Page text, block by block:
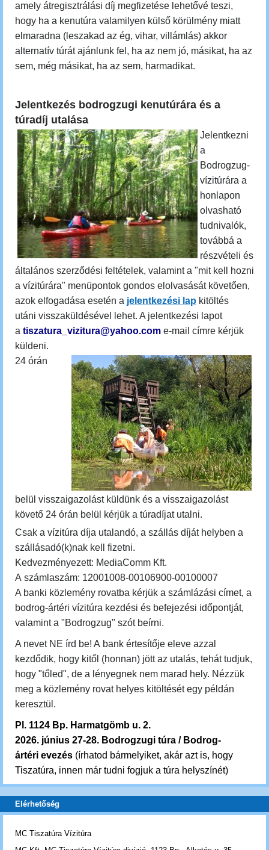
amely átregisztrálási díj megfizetése lehetővé teszi,
hogy ha a kenutúra valamilyen külső körülmény miatt
elmaradna (leszakad az ég, vihar, villámlás) akkor
alternatív túrát ajánlunk fel, ha az nem jó, másikat, ha az
sem, még másikat, ha az sem, harmadikat.
Jelentkezés bodrogzugi kenutúrára és a
túradíj utalása
Jelentkezni
a
Bodrogzug-
vízitúrára a
honlapon
olvasható
tudnivalók,
továbbá a
részvételi és
általános szerződési feltételek, valamint a "mit kell hozni
a vízitúrára" menüpontok gondos elolvasását követően,
azok elfogadása esetén a jelentkezési lap kitöltés
utáni visszaküldésével lehet. A jelentkezési lapot
a tiszatura_vizitura@yahoo.com e-mail címre kérjük
küldeni.
24 órán
belül visszaigazolást küldünk és a visszaigazolást
követő 24 órán belül kérjük a túradíjat utalni.
Csak a vízitúra díja utalandó, a szállás díját helyben a
szállásadó(k)nak kell fizetni.
Kedvezményezett: MediaComm Kft.
A számlaszám: 12001008-00106900-00100007
A banki közlemény rovatba kérjük a számlázási címet, a
bodrog-ártéri vízitúra kezdési és befejezési időpontját,
valamint a "Bodrogzug" szót beírni.
A nevet NE írd be! A bank értesítője eleve azzal
kezdődik, hogy kitől (honnan) jött az utalás, tehát tudjuk,
hogy "tőled", de a lényegnek nem marad hely. Nézzük
meg a közlemény rovat helyes kitöltését egy példán
keresztül.
Pl. 1124 Bp. Harmatgömb u. 2.
2026. június 27-28. Bodrogzugi túra / Bodrog-
ártéri evezés (írhatod bármelyiket, akár azt is, hogy
Tiszatúra, innen már tudni fogjuk a túra helyszínét)
Elérhetőség
MC Tiszatúra Vízitúra